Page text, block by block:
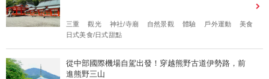
三重 觀光 神社/寺廟 自然景觀 體驗 戶外運動
美食
日式美食/日式甜點
從中部國際機場自駕出發！穿越熊野古道伊勢路，前
進熊野三山